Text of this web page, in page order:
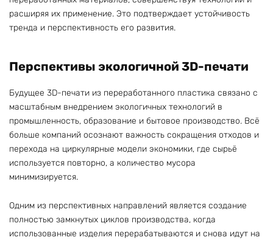
расширяя их применение. Это подтверждает устойчивость
тренда и перспективность его развития.
Перспективы экологичной 3D-печати
Будущее 3D-печати из переработанного пластика связано с
масштабным внедрением экологичных технологий в
промышленность, образование и бытовое производство. Всё
больше компаний осознают важность сокращения отходов и
перехода на циркулярные модели экономики, где сырьё
используется повторно, а количество мусора
минимизируется.
Одним из перспективных направлений является создание
полностью замкнутых циклов производства, когда
использованные изделия перерабатываются и снова идут на